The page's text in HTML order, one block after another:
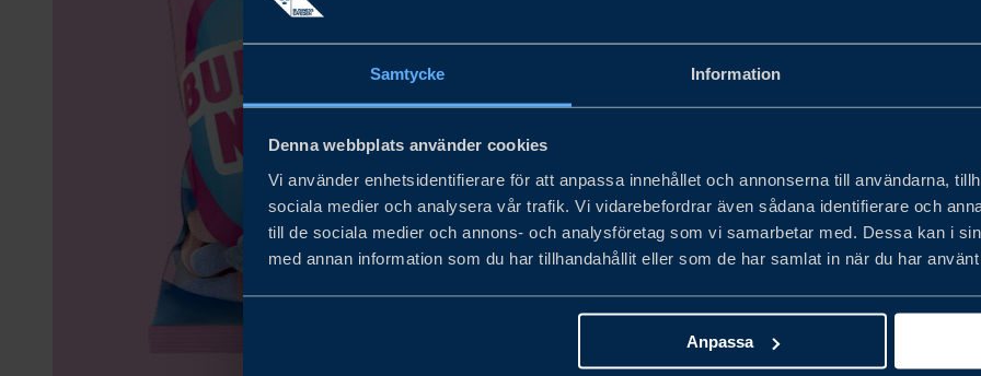
Samtycke Information
Denna webbplats använder cookies
Vi använder enhetsidentifierare för att anpassa innehållet och annonserna till användarna,
sociala medier och analysera vår trafik. Vi vidarebefordrar även sådana identifierare och
till de sociala medier och annons- och analysföretag som vi samarbetar med. Dessa kan i
med annan information som du har tillhandahållit eller som de har samlat in när du har
Anpassa